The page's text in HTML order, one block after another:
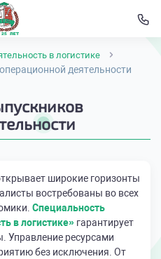
в логистике
деятельности
широкие горизонты
востребованы во всех
Специальность
в логистике» гарантирует
Управление ресурсами
без исключения. От